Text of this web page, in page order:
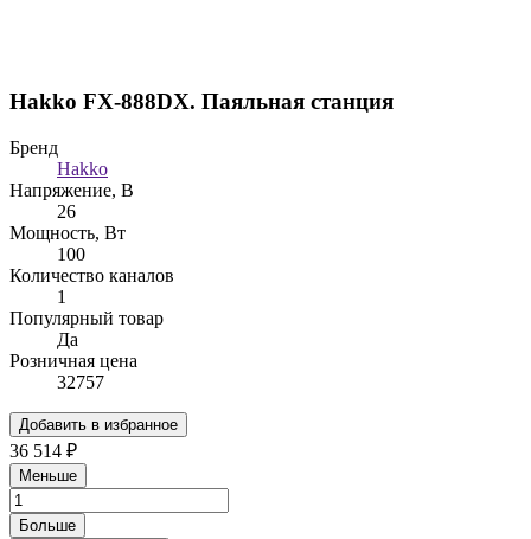
Hakko FX-888DX. Паяльная станция
Бренд
Hakko
Напряжение, В
26
Мощность, Вт
100
Количество каналов
1
Популярный товар
Да
Розничная цена
32757
Добавить в избранное
36 514 ₽
Меньше
Больше